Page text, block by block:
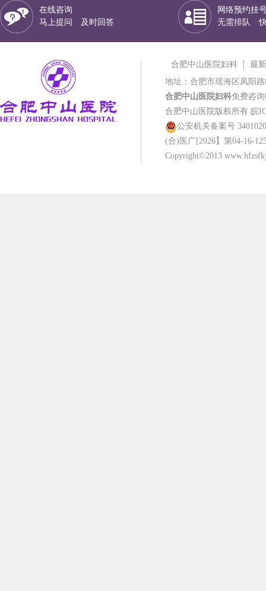
在线咨询
马上提问 及时回答
网络预约挂
无需排队
合肥中山医院妇科
最
地址：合肥市瑶海区凤阳路
合肥中山医院妇科免费咨询
合肥中山医院版权所有 皖
公安机关备案号
(合)医广[2026】第04-16-
Copyright©2013